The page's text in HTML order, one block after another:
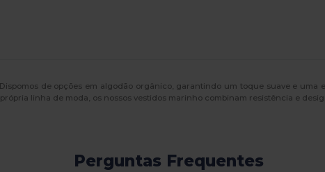
de opções em algodão orgânico, garantindo um toque suave e uma
linha de moda, os nossos vestidos marinho combinam resistência e
Perguntas Frequentes